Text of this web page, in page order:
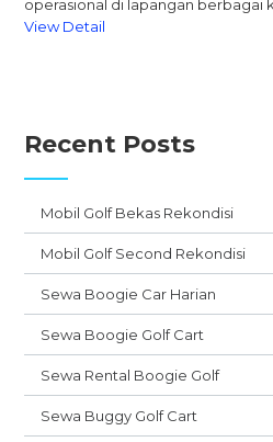
operasional di lapangan berbagai
View Detail
Recent Posts
Mobil Golf Bekas Rekondisi
Mobil Golf Second Rekondisi
Sewa Boogie Car Harian
Sewa Boogie Golf Cart
Sewa Rental Boogie Golf
Sewa Buggy Golf Cart